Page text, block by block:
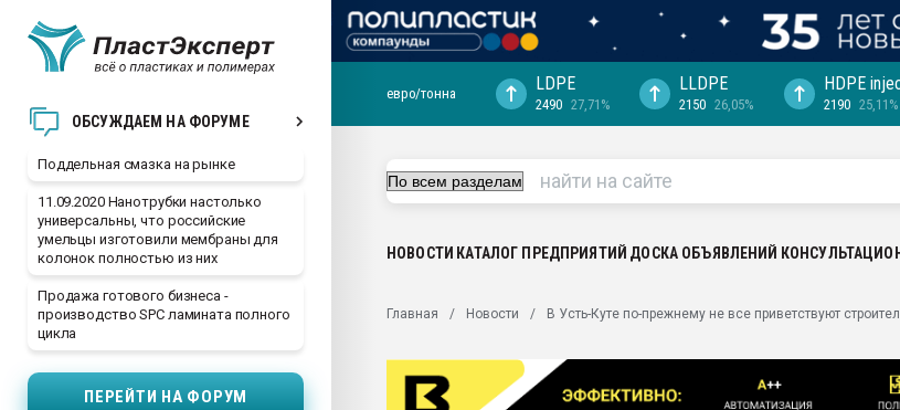
ОБСУЖДАЕМ НА ФОРУМЕ
Поддельная смазка на рынке
11.09.2020 Нанотрубки настолько
универсальны, что российские
умельцы изготовили мембраны для
колонок полностью из них
Продажа готового бизнеса -
производство SPC ламината полного
цикла
ПЕРЕЙТИ НА ФОРУМ
ближайшее подмосковье, с.-в.
Подмосковье, Москва
первый план в переработке
28.07.2026 "Технониколь" довольна
Всё, что касается выдува ПЭТ
евро/тонна LDPE
2490 27,71%
LLDPE
2150 26,05%
HDPE
2190 25,11%
НОВОСТИ КАТАЛОГ ПРЕДПРИЯТИЙ ДОСКА ОБЪЯВЛЕНИЙ
Главная Новости В Усть-Куте по-прежнему не все приветствуют